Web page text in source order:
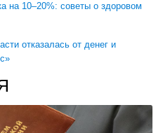
на 10–20%: советы о здоровом
отказалась от денег и